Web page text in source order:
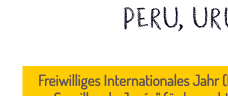
Peru,
Freiwilliges Internationales